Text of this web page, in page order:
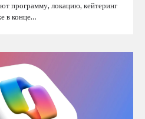
программу, локацию, кейтеринг
в конце…